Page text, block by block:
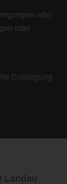
oder
oder
Entsorgung
Landau